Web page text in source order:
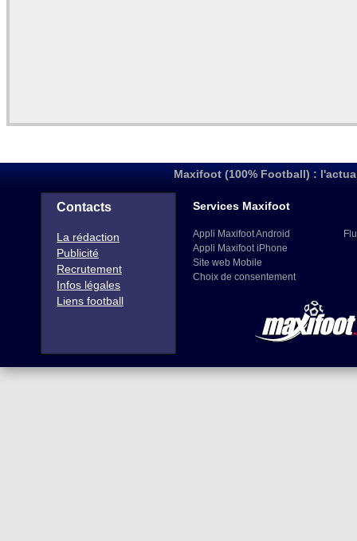
Maxifoot (100% Football) :
Contacts
La rédaction
Publicité
Recrutement
Infos légales
Liens football
Services Maxifoot
Appli Maxifoot Android
Appli Maxifoot iPhone
Site web Mobile
Choix de consentement